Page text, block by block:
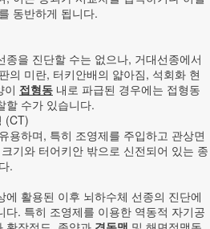
동반하게 됩니다.
을 진단할 수는 없으나, 거대선종에서
의 미란, 터키안배의 얇아짐, 석회화 현
이 접형동 내로 파급된 경우에는 접형동
할 수가 있습니다.
(CT)
용하며, 특히 조영제를 주입하고 관상면
기와 터어키안 밖으로 신전되어 있는 종
.
활용된 이후 뇌하수체 선종의 진단에
다. 특히 조영제를 이용한 역동적 자기공